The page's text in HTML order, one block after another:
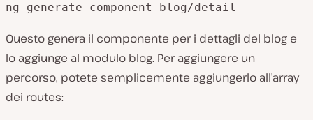
ng generate component blog/detail
Questo genera il componente per i dettagli del blog e
lo aggiunge al modulo blog. Per aggiungere un
percorso, potete semplicemente aggiungerlo all’array
dei routes: